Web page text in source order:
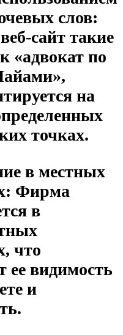
слов:
сайт такие
«адвокат по
на
точках.
в местных
Фирма
в
что
ее видимость
и